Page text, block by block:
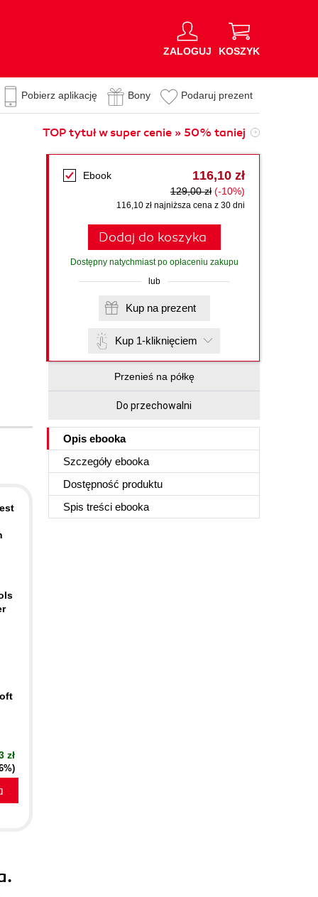
ZALOGUJ KOSZYK
Pobierz aplikację Bony Podaruj prezent
TOP tytuł w super cenie » 50% taniej
Ebook 116,10 zł
129,00 zł (-10%)
116,10 zł najniższa cena z 30 dni
Dodaj do koszyka
Dostępny natychmiast po opłaceniu zakupu
lub
Kup na prezent
Kup 1-kliknięciem
Przenieś na półkę
Do przechowalni
Opis ebooka
Szczegóły ebooka
Dostępność produktu
Spis treści ebooka
zł